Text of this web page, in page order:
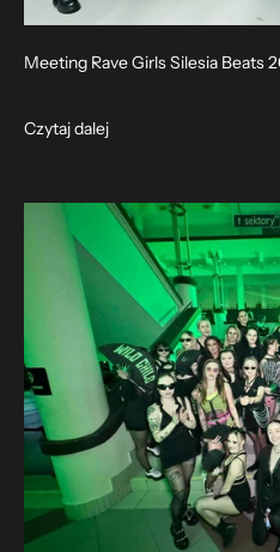
Meeting Rave Girls Silesia Beats
Czytaj dalej